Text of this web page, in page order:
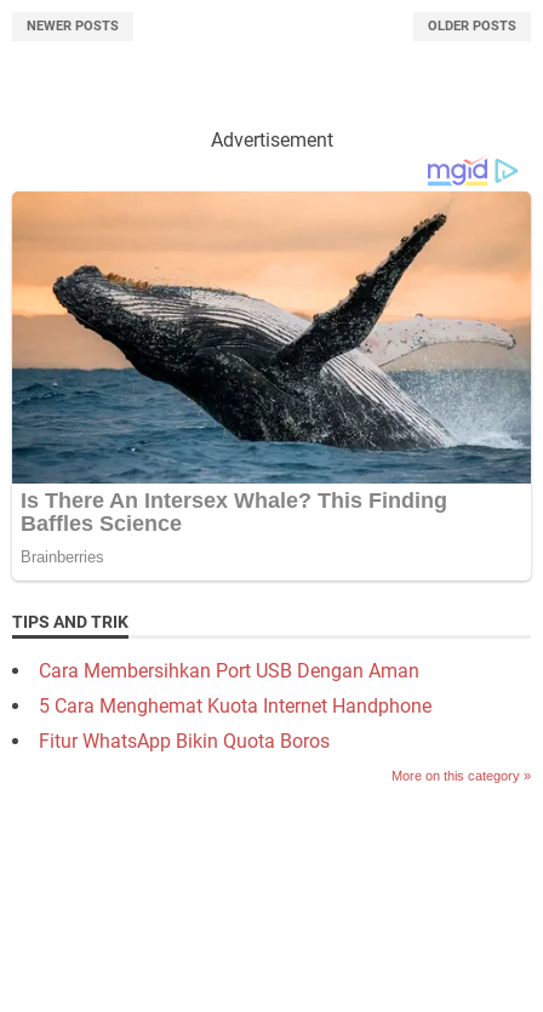
NEWER POSTS OLDER POSTS
Advertisement
TIPS AND TRIK
Cara Membersihkan Port USB Dengan Aman
5 Cara Menghemat Kuota Internet Handphone
Fitur WhatsApp Bikin Quota Boros
More on this category »